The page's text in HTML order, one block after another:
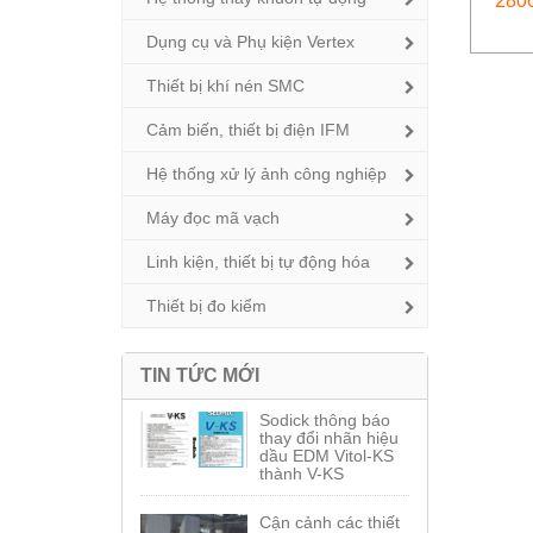
Dụng cụ và Phụ kiện Vertex
Thiết bị khí nén SMC
Cảm biến, thiết bị điện IFM
Hệ thống xử lý ảnh công nghiệp
Máy đọc mã vạch
Linh kiện, thiết bị tự động hóa
Thiết bị đo kiểm
TIN TỨC MỚI
Sodick thông báo
thay đổi nhãn hiệu
dầu EDM Vitol-KS
thành V-KS
Cận cảnh các thiết